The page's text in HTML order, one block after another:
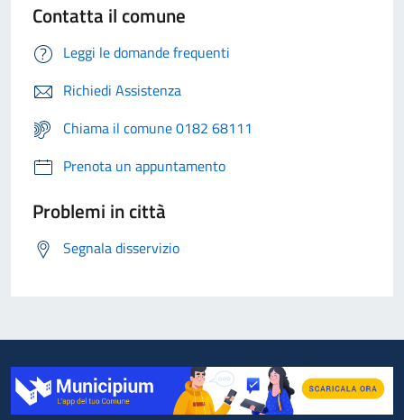
Contatta il comune
Leggi le domande frequenti
Richiedi Assistenza
Chiama il comune 0182 68111
Prenota un appuntamento
Problemi in città
Segnala disservizio